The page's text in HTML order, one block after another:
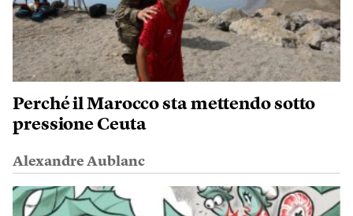
Perché il Marocco sta mettendo sotto
pressione Ceuta
Alexandre Aublanc